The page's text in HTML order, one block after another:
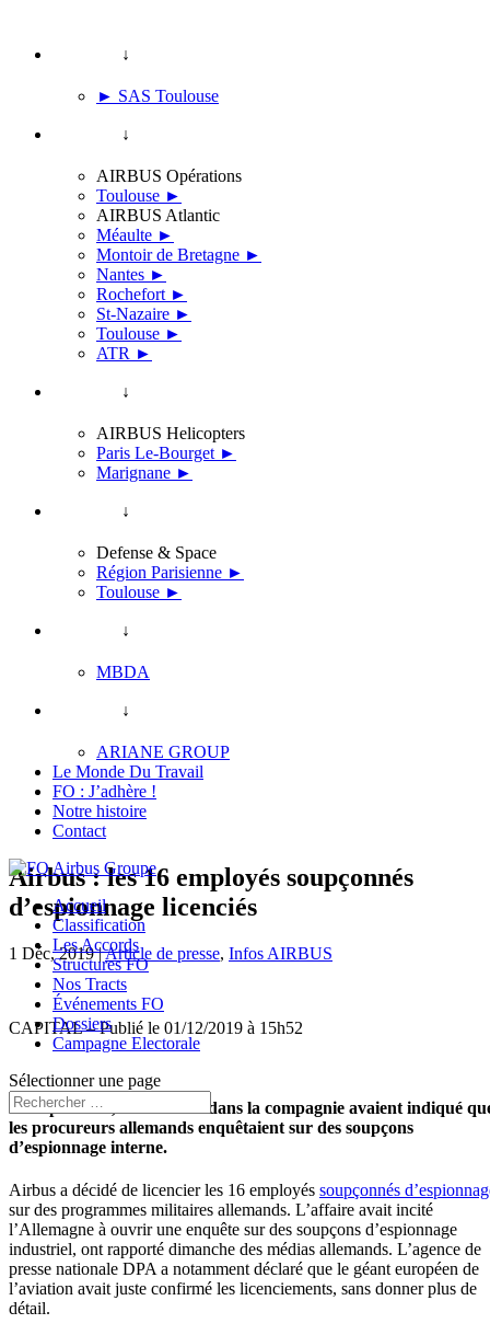
↓
► SAS Toulouse
↓
AIRBUS Opérations
Toulouse ►
AIRBUS Atlantic
Méaulte ►
Montoir de Bretagne ►
Nantes ►
Rochefort ►
St-Nazaire ►
Toulouse ►
ATR ►
↓
AIRBUS Helicopters
Paris Le-Bourget ►
Marignane ►
↓
Defense & Space
Région Parisienne ►
Toulouse ►
↓
MBDA
↓
ARIANE GROUP
Le Monde Du Travail
FO : J’adhère !
Notre histoire
Contact
Accueil
Classification
Les Accords
Structures FO
Nos Tracts
Événements FO
Dossiers
Campagne Electorale
Sélectionner une page
Airbus : les 16 employés soupçonnés
d’espionnage licenciés
1 Déc, 2019|Article de presse, Infos AIRBUS
CAPITAL – Publié le 01/12/2019 à 15h52
En septembre, des sources dans la compagnie avaient indiqué
les procureurs allemands enquêtaient sur des soupçons
d’espionnage interne.
Airbus a décidé de licencier les 16 employés soupçonnés
sur des programmes militaires allemands. L’affaire avait incité
l’Allemagne à ouvrir une enquête sur des soupçons d’espionnage
industriel, ont rapporté dimanche des médias allemands. L’agence de
presse nationale DPA a notamment déclaré que le géant européen de
l’aviation avait juste confirmé les licenciements, sans donner plus de
détail.